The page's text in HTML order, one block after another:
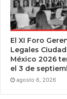
El XI Foro
Legales
México 2026
el 3 de
agosto 6, 2026